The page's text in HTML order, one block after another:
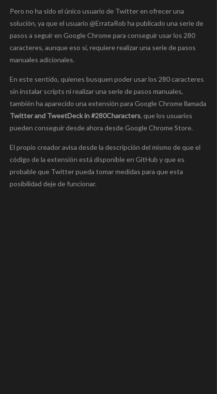
Pero no ha sido el único usuario de Twitter en ofrecer una
solución, ya que el usuario @ErrataRob ha publicado una serie de
pasos a seguir en Google Chrome para conseguir usar los 280
caracteres, aunque eso sí, requiere realizar una serie de pasos
manuales adicionales.
En este sentido, quienes busquen poder usar los 280 caracteres
sin instalar scripts ni realizar una serie de pasos manuales,
también ha aparecido una extensión para Google Chrome llamada
Twitter and TweetDeck in #280Characters, que los usuarios
pueden conseguir desde ahora desde Google Chrome Store.
El propio creador avisa desde la descripción del mismo de que el
código de la extensión está disponible en GitHub y que es
probable que Twitter pueda tomar medidas para que esta
posibilidad deje de funcionar.